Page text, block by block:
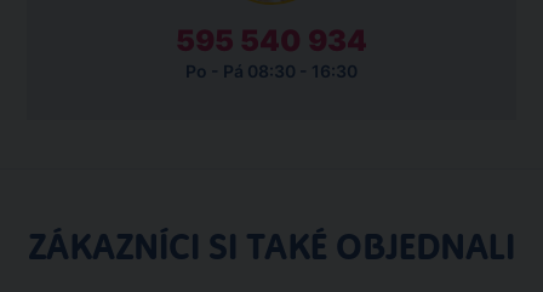
595 540 934
Po - Pá 08:30 - 16:30
ZÁKAZNÍCI SI TAKÉ OBJEDNALI